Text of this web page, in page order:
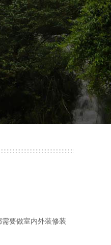
要做室内外装修装